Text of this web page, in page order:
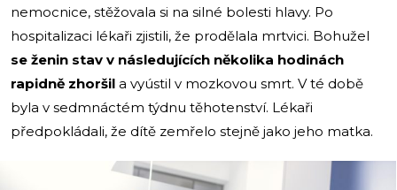
nemocnice, stěžovala si na silné bolesti hlavy. Po
hospitalizaci lékaři zjistili, že prodělala mrtvici. Bohužel
se ženin stav v následujících několika hodinách
rapidně zhoršil a vyústil v mozkovou smrt. V té době
byla v sedmnáctém týdnu těhotenství. Lékaři
předpokládali, že dítě zemřelo stejně jako jeho matka.